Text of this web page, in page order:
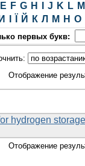
E F G H J K L M
И Й К Л М Н О
первых букв:
Отображение
hydrogen
Отображение